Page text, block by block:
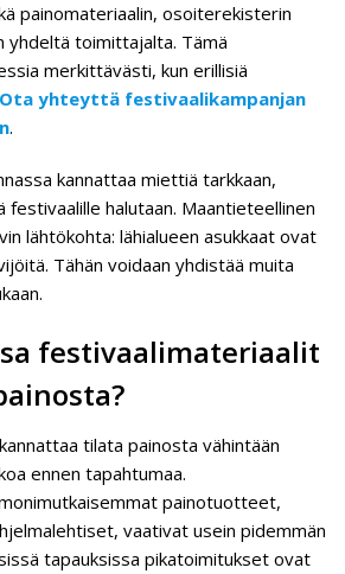
painomateriaalin, osoiterekisterin
toimittajalta. Tämä
merkittävästi, kun erillisiä
Ota yhteyttä festivaalikampanjan
.
kannattaa miettiä tarkkaan,
festivaalille halutaan. Maantieteellinen
lähtökohta: lähialueen asukkaat ovat
Tähän voidaan yhdistää muita
festivaalimateriaalit
tilata painosta vähintään
ennen tapahtumaa.
painotuotteet,
vaativat usein pidemmän
tapauksissa pikatoimitukset ovat